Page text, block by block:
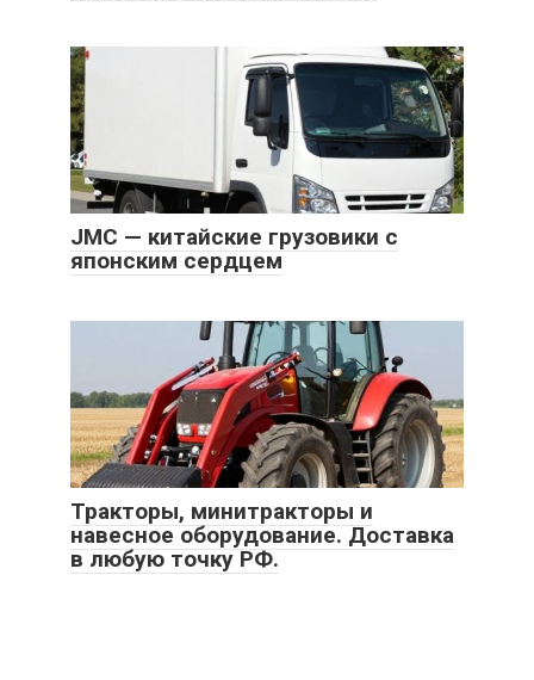
JMC — китайские грузовики с
японским сердцем
Тракторы, минитракторы и
навесное оборудование. Доставка
в любую точку РФ.